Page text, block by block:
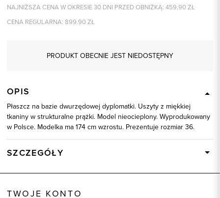
NAJNIŻSZA CENA W OKRESIE 30 DNI PRZED OBNIŻKĄ: 459,90 ZŁ
CENA REGULARNA: 899.90 ZŁ
PRODUKT OBECNIE JEST NIEDOSTĘPNY
OPIS
Płaszcz na bazie dwurzędowej dyplomatki. Uszyty z miękkiej
tkaniny w strukturalne prążki. Model nieocieplony. Wyprodukowany
w Polsce. Modelka ma 174 cm wzrostu. Prezentuje rozmiar 36.
SZCZEGÓŁY
TWOJE KONTO